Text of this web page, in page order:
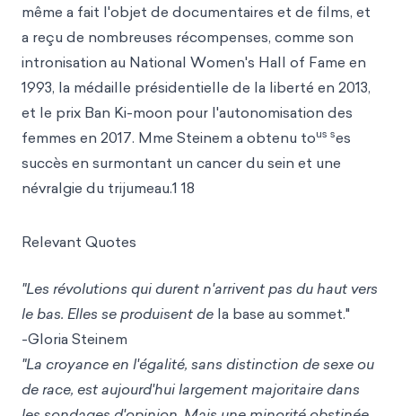
même a fait l'objet de documentaires et de films, et
a reçu de nombreuses récompenses, comme son
intronisation au National Women's Hall of Fame en
1993, la médaille présidentielle de la liberté en 2013,
et le prix Ban Ki-moon pour l'autonomisation des
femmes en 2017. Mme Steinem a obtenu tous ses
succès en surmontant un cancer du sein et une
névralgie du trijumeau.1 18
Relevant Quotes
"Les révolutions qui durent n'arrivent pas du haut vers
le bas. Elles se produisent de la base au sommet."
-Gloria Steinem
"La croyance en l'égalité, sans distinction de sexe ou
de race, est aujourd'hui largement majoritaire dans